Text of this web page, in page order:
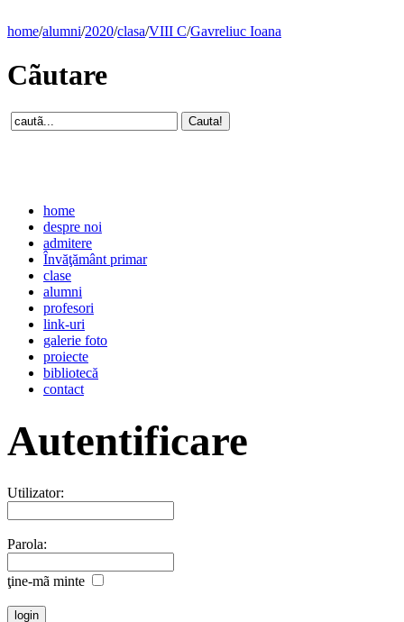
home/alumni/2020/clasa/VIII C/Gavreliuc Ioana
Cãutare
home
despre noi
admitere
Învăţământ primar
clase
alumni
profesori
link-uri
galerie foto
proiecte
bibliotecă
contact
Autentificare
Utilizator:
Parola:
ţine-mã minte